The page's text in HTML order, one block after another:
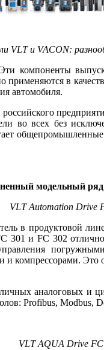
VLT и VACON:
компоненты
в
автомобиля.
во всех без
модельный
VLT Automation Drive
в продуктовой
301 и FC 302
компрессорами.
аналоговых и
Profibus, Modbus,
VLT AQUA Drive